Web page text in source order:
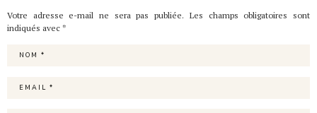
Votre adresse e-mail ne sera pas publiée. Les champs obligatoires sont
indiqués avec *